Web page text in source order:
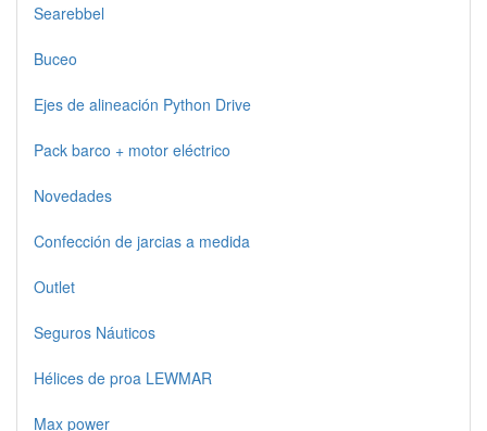
Searebbel
Buceo
Ejes de alineación Python Drive
Pack barco + motor eléctrico
Novedades
Confección de jarcias a medida
Outlet
Seguros Náuticos
Hélices de proa LEWMAR
Max power